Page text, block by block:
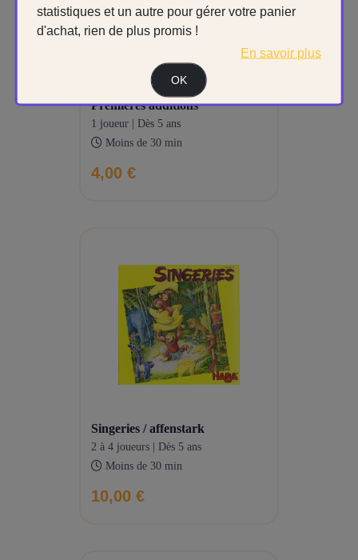
statistiques et un autre pour gérer votre panier
d'achat, rien de plus promis !
En savoir plus
OK
premieres additions
1 joueur | Dès 5 ans
Moins de 30 min
4,00 €
singeries / affenstark
2 à 4 joueurs | Dès 5 ans
Moins de 30 min
10,00 €